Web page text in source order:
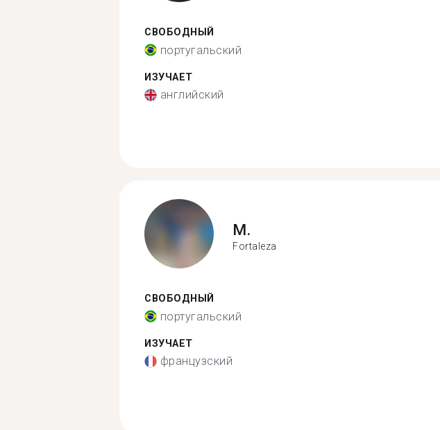
СВОБОДНЫЙ
португальский
ИЗУЧАЕТ
английский
M.
Fortaleza
СВОБОДНЫЙ
португальский
ИЗУЧАЕТ
французский